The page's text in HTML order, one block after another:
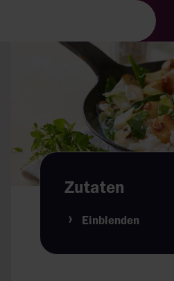
Zutaten
Einblenden